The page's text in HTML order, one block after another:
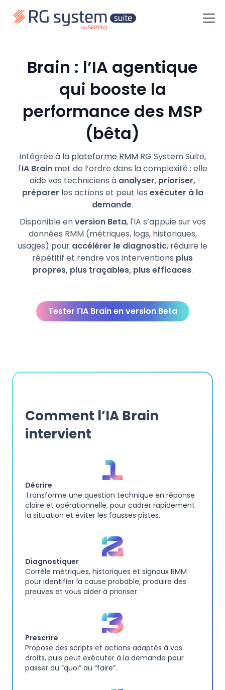
Brain : l’IA agentique
qui booste la
performance des MSP
(bêta)
Intégrée à la plateforme RMM RG System Suite,
l'IA Brainmet de l’ordre dans la complexité : elle
aide vos techniciens à analyser, prioriser,
préparer les actions et peut les exécuter à la
demande.
Disponible enversion Beta, l'IA s’appuie sur vos
données RMM (métriques, logs, historiques,
usages) pour accélérer le diagnostic, réduire le
répétitif et rendre vos interventions plus
propres, plus traçables, plus efficaces.
Tester l'IA Brain en version Beta
Comment l’IA Brain
intervient
Décrire
Transforme une question technique en réponse
claire et opérationnelle, pour cadrer rapidement
la situation et éviter les fausses pistes.
Diagnostiquer
Corrèle métriques, historiques et signaux RMM
pour identifier la cause probable, produire des
preuves et vous aider à prioriser.
Prescrire
Propose des scripts et actions adaptés à vos
droits, puis peut exécuter à la demande pour
passer du “quoi” au “faire”.